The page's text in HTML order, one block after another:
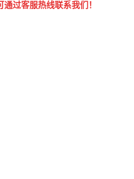
过客服热线联系我们！